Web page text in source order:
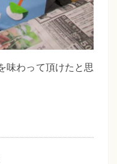
味わって頂けたと思